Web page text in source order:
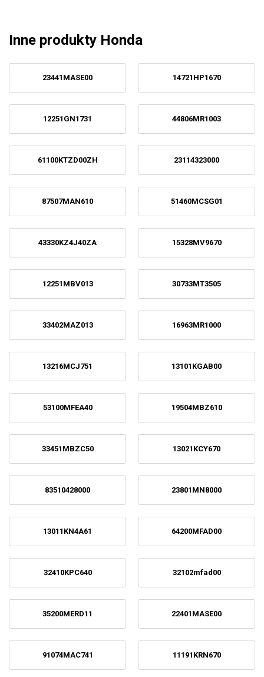
Inne produkty Honda
23441MASE00 14721HP1670
12251GN1731 44806MR1003
61100KTZD00ZH 23114323000
87507MAN610 51460MCSG01
43330KZ4J40ZA 15328MV9670
12251MBV013 30733MT3505
33402MAZ013 16963MR1000
13216MCJ751 13101KGAB00
53100MFEA40 19504MBZ610
33451MBZC50 13021KCY670
83510428000 23801MN8000
13011KN4A61 64200MFAD00
32410KPC640 32102mfad00
35200MERD11 22401MASE00
91074MAC741 11191KRN670